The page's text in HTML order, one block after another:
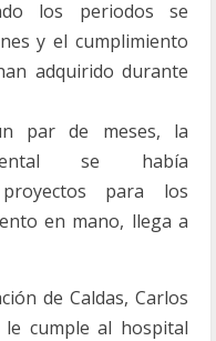
los periodos se
y el cumplimiento
adquirido durante
par de meses, la
se había
para los
en mano, llega a
de Caldas, Carlos
le cumple al hospital